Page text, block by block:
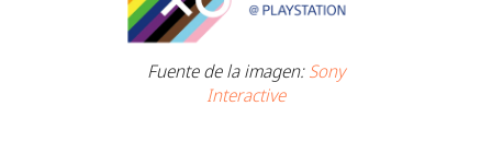
Fuente de la imagen:Sony
Interactive